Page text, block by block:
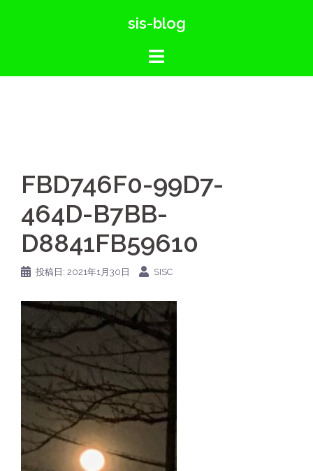
sis-blog
FBD746F0-99D7-
464D-B7BB-
D8841FB59610
投稿日: 2021年1月30日 SISC